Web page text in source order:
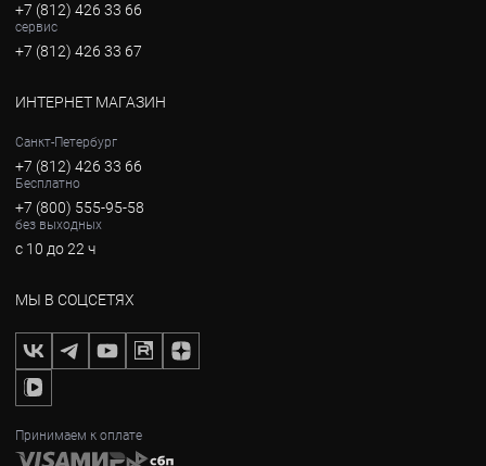
+7 (812) 426 33 66
сервис
+7 (812) 426 33 67
ИНТЕРНЕТ МАГАЗИН
Санкт-Петербург
+7 (812) 426 33 66
Бесплатно
+7 (800) 555-95-58
без выходных
с 10 до 22 ч
МЫ В СОЦСЕТЯХ
Принимаем к оплате